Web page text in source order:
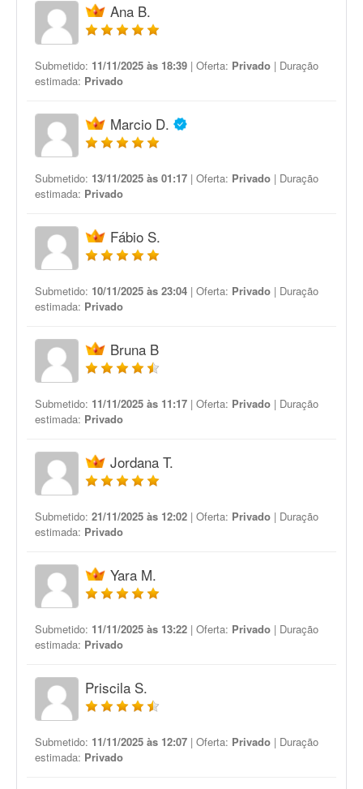
Ana B.
Submetido: 11/11/2025 às 18:39 | Oferta: Privado | Duração
estimada: Privado
Marcio D.
Submetido: 13/11/2025 às 01:17 | Oferta: Privado | Duração
estimada: Privado
Fábio S.
Submetido: 10/11/2025 às 23:04 | Oferta: Privado | Duração
estimada: Privado
Bruna B
Submetido: 11/11/2025 às 11:17 | Oferta: Privado | Duração
estimada: Privado
Jordana T.
Submetido: 21/11/2025 às 12:02 | Oferta: Privado | Duração
estimada: Privado
Yara M.
Submetido: 11/11/2025 às 13:22 | Oferta: Privado | Duração
estimada: Privado
Priscila S.
Submetido: 11/11/2025 às 12:07 | Oferta: Privado | Duração
estimada: Privado